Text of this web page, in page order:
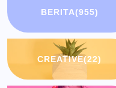
BERITA(955)
CREATIVE(22)